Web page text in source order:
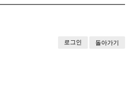
로그인 돌아가기